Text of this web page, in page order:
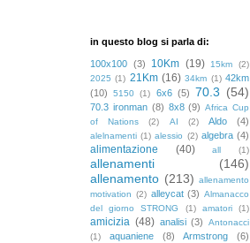
in questo blog si parla di:
100x100 (3) 10Km (19) 15km
(2)
2025 (1) 21Km (16) 34km (1) 42km
(10)
5150 (1) 6x6 (5) 70.3 (54)
70.3 ironman (8) 8x8 (9) Africa Cup
of Nations
(2) AI (2) Aldo (4)
alelnamenti (1) alessio (2) algebra (4)
alimentazione (40) all (1)
allenamenti
(146)
allenamento (213) allenamento
motivation (2) alleycat (3) Almanacco
del giorno STRONG
(1) amatori (1)
amicizia (48) analisi (3)
Antonacci
(1)
aquaniene (8) Armstrong
(6)